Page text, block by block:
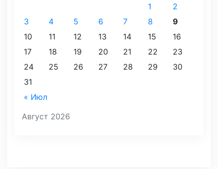
Август 2026
« Июл
1
2
3
4 5 6 7 8
9
10
11 12 13 14 15
16
17
18 19 20 21 22
23
24
25 26 27 28 29
30
31